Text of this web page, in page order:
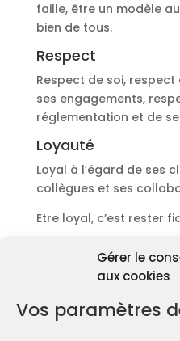
Gérer le
aux cookies
Vos paramètres
faille, être un modèle
bien de tous.
Respect
Respect de soi,
ses engagements,
réglementation et de
Loyauté
Loyal à l’égard de ses
collègues et ses
Etre loyal, c’est rester
Découvrir les diagnostics
Pourquoi
immobiliers
obligatoires